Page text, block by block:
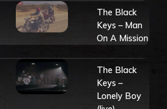
Patrick
Carney in
occasione
dell’uscita
del nuovo
album
Peaches!
The Black
Keys – Man
On A Mission
The Black
Keys –
Lonely Boy